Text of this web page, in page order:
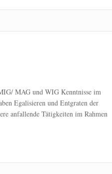
MAG und WIG Kenntnisse im
Egalisieren und Entgraten der
anfallende Tätigkeiten im Rahmen